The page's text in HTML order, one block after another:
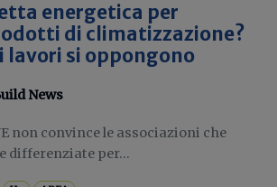
energetica per
di climatizzazione?
lavori si oppongono
News
non convince le associazioni che
differenziate per...